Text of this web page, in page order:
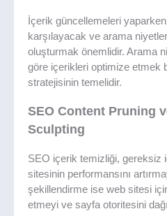
İçerik güncellemeleri yaparken,
karşılayacak ve arama
oluşturmak önemlidir. Arama
göre içerikleri optimize etmek
stratejisinin temelidir.
SEO Content Pruning
Sculpting
SEO içerik temizliği, gereksiz
sitesinin performansını
şekillendirme ise web sitesi
etmeyi ve sayfa otoritesini